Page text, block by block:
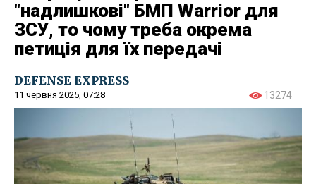
"надлишкові" БМП Warrior для
ЗСУ, то чому треба окрема
петиція для їх передачі
DEFENSE EXPRESS
11 червня 2025, 07:28 13274